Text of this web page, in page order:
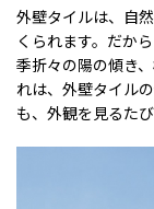
外壁タイルは、自
くられます。だか
季折々の陽の傾き
れは、外壁タイル
も、外観を見るた